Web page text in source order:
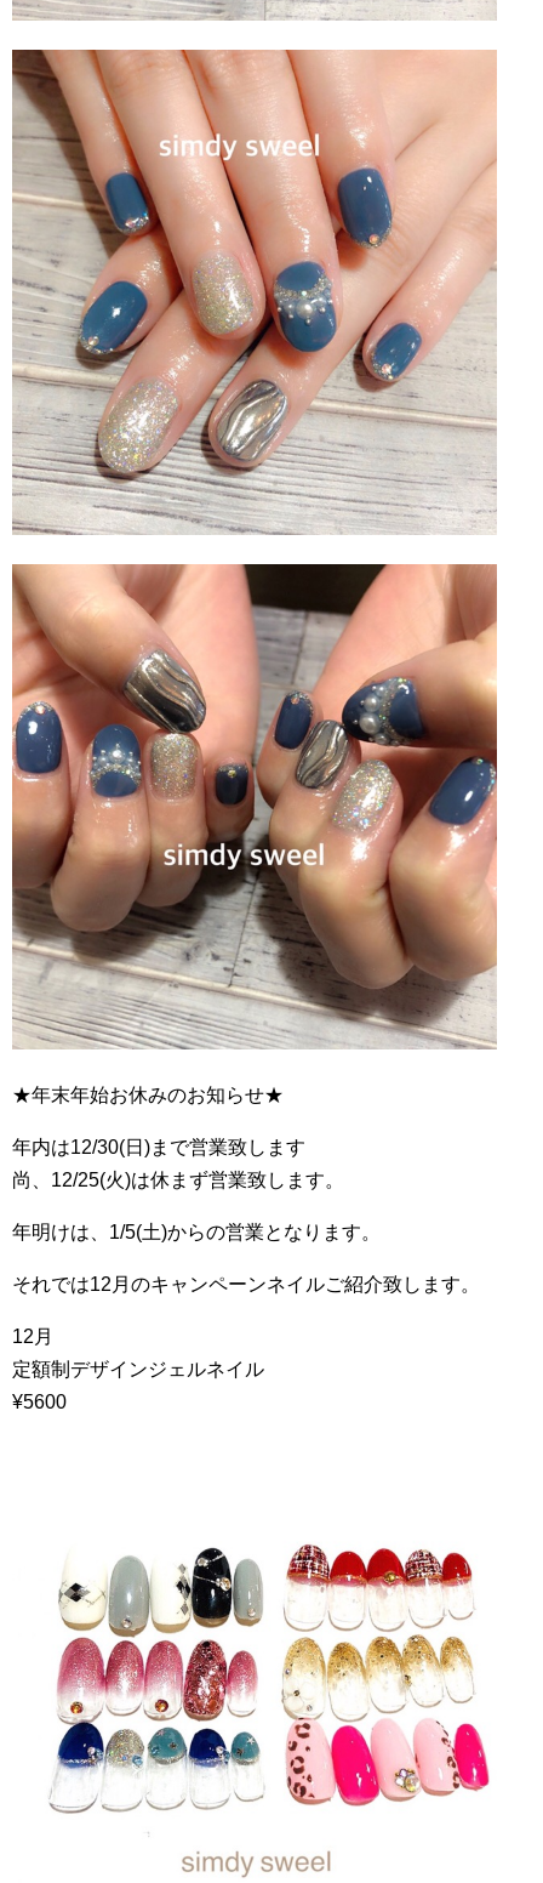
★年末年始お休みのお知らせ★
年内は12/30(日)まで営業致します
尚、12/25(火)は休まず営業致します。
年明けは、1/5(土)からの営業となります。
それでは12月のキャンペーンネイルご紹介致します。
12月
定額制デザインジェルネイル
¥5600